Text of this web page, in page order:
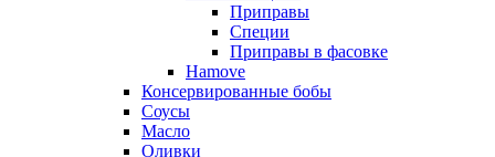
Приправы
Специи
Приправы в фасовке
Hamove
Консервированные бобы
Соусы
Масло
Оливки